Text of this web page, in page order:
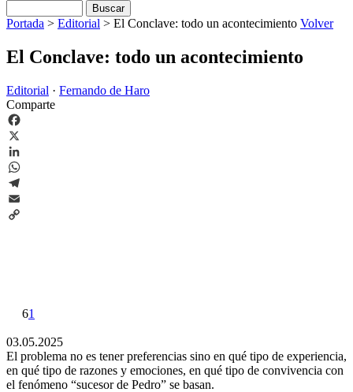
Portada > Editorial > El Conclave: todo un acontecimiento Volver
El Conclave: todo un acontecimiento
Editorial · Fernando de Haro
Comparte
Facebook
X
LinkedIn
WhatsApp
Telegram
Email
61
03.05.2025
El problema no es tener preferencias sino en qué tipo de experiencia,
en qué tipo de razones y emociones, en qué tipo de convivencia con
el fenómeno “sucesor de Pedro” se basan.